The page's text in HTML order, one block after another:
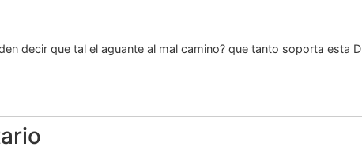
decir que tal el aguante al mal camino? que tanto soporta esta